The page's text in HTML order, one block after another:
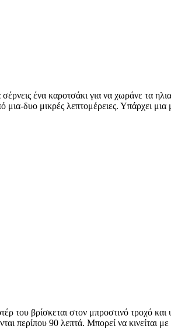
ένα καροτσάκι για να χωράνε τα
δυο μικρές λεπτομέρειες. Υπάρχει
βρίσκεται στον μπροστινό τροχό και
περίπου 90 λεπτά. Μπορεί να κινείται